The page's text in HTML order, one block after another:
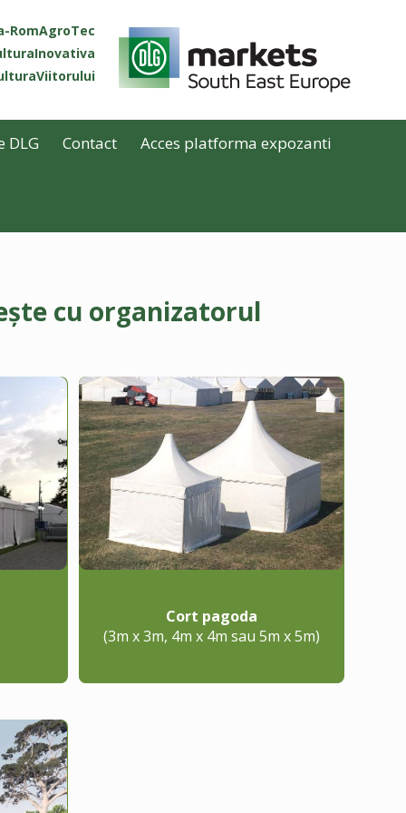
RomAgroTec
DLG Contact Acces platforma expozanti
cu organizatorul
Cort pagoda
(3m x 3m, 4m x 4m sau 5m x 5m)